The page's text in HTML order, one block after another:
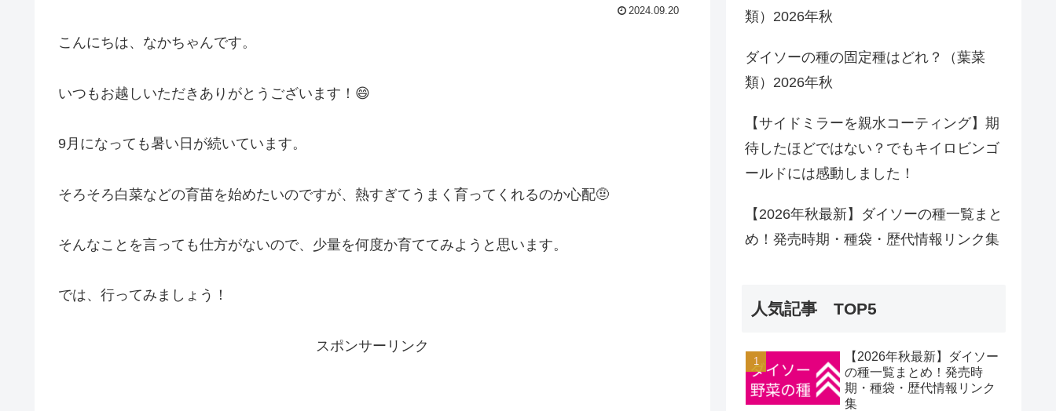
2024.09.20
こんにちは、なかちゃんです。
いつもお越しいただきありがとうございます！😄
9月になっても暑い日が続いています。
そろそろ白菜などの育苗を始めたいのですが、熱すぎてうまく育ってくれるのか心配🤨
そんなことを言っても仕方がないので、少量を何度か育ててみようと思います。
では、行ってみましょう！
スポンサーリンク
類）2026年秋
ダイソーの種の固定種はどれ？（葉菜
類）2026年秋
【サイドミラーを親水コーティング】期
待したほどではない？でもキイロビンゴ
ールドには感動しました！
【2026年秋最新】ダイソーの種一覧まと
め！発売時期・種袋・歴代情報リンク集
人気記事 TOP5
【2026年秋最新】ダイソー
の種一覧まとめ！発売時
期・種袋・歴代情報リンク
集